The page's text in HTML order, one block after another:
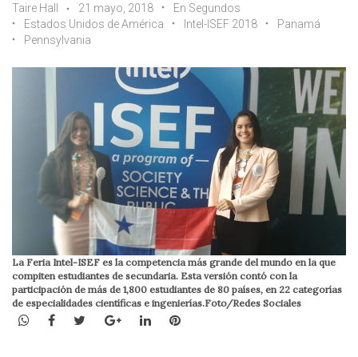
Taire Hall 21 mayo, 2018
En Segundos
Estados Unidos de América
Intel-ISEF 2018
Panamá
Pennsylvania
La Feria Intel-ISEF es la competencia más grande del mundo en la que
compiten estudiantes de secundaria. Esta versión contó con la
participación de más de 1,800 estudiantes de 80 países, en 22 categorías
de especialidades científicas e ingenierías.Foto/Redes Sociales
WhatsApp
Facebook
TwitterGoogle+LinkedInPinterest